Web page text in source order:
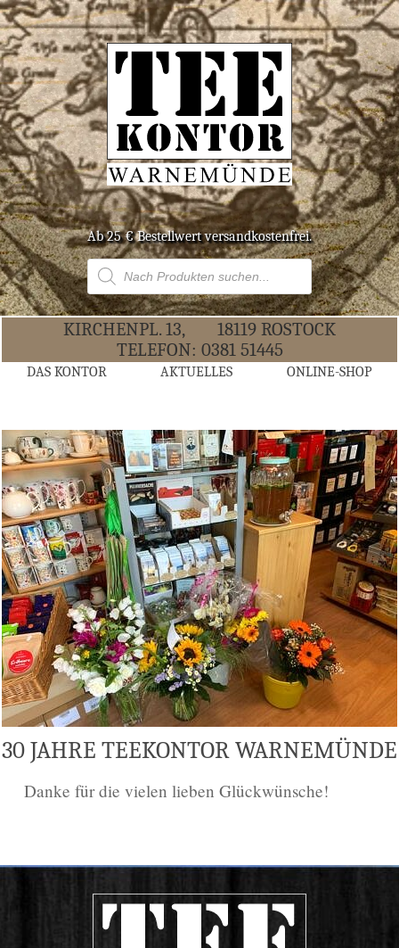
Ab 25 € Bestell­wert versandkostenfrei.
Products
search
KIR­CHEN­PL. 13,
18119 ROS­TOCK
TELE­FON: 0381 51445
DAS KON­TOR AKTU­EL­LES ONLINE-SHOP
30 JAH­RE TEE­KON­TOR WARNEMÜNDE
Dan­ke für die vie­len lie­ben Glückwünsche!